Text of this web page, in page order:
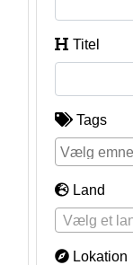
Titel
Tags
Land
Vælg et
Lokation